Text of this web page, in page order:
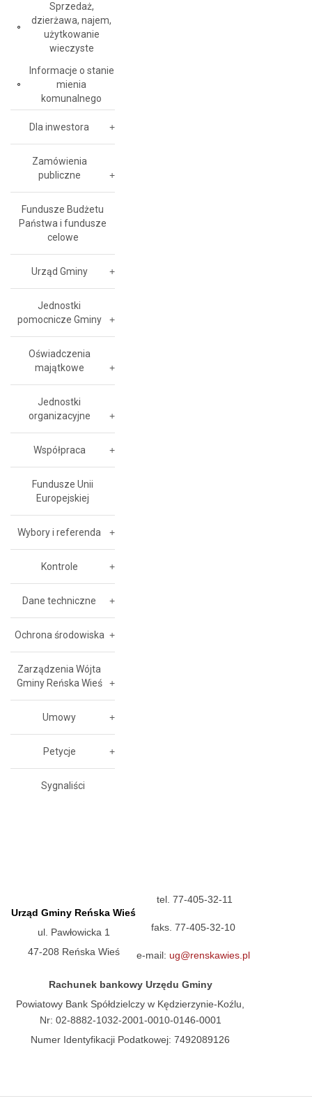
Sprzedaż,
dzierżawa, najem,
użytkowanie
wieczyste
Informacje o stanie
mienia
komunalnego
Dla inwestora
Zamówienia
publiczne
Fundusze Budżetu
Państwa i fundusze
celowe
Urząd Gminy
Jednostki
pomocnicze Gminy
Oświadczenia
majątkowe
Jednostki
organizacyjne
Współpraca
Fundusze Unii
Europejskiej
Wybory i referenda
Kontrole
Dane techniczne
Ochrona środowiska
Zarządzenia Wójta
Gminy Reńska Wieś
Umowy
Petycje
Sygnaliści
Urząd Gminy Reńska Wieś
ul. Pawłowicka 1
47-208 Reńska Wieś
tel. 77-405-32-11
faks. 77-405-32-10
e-mail: ug@renskawies.pl
Rachunek bankowy Urzędu Gminy
Powiatowy Bank Spółdzielczy w Kędzierzynie-Koźlu,
Nr: 02-8882-1032-2001-0010-0146-0001
Numer Identyfikacji Podatkowej: 7492089126